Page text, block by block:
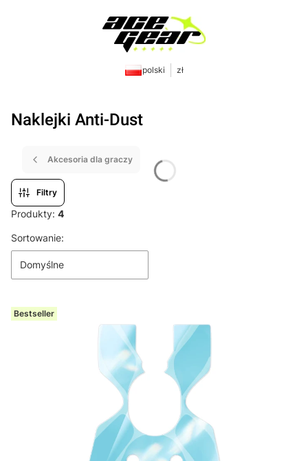
polski zł
Naklejki Anti-Dust
Akcesoria dla graczy
Filtry
Produkty: 4
Lista produktów
Sortowanie:
Domyślne
Bestseller